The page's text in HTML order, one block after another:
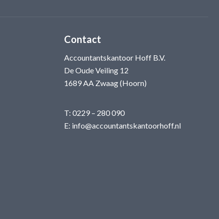
Contact
Accountantskantoor Hoff B.V.
De Oude Veiling 12
1689 AA Zwaag (Hoorn)
T: 0229 – 280 090
E: info@accountantskantoorhoff.nl